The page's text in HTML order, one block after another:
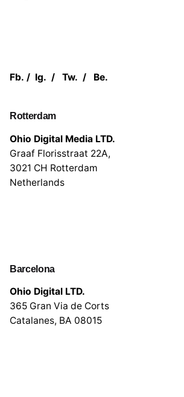
Fb. / Ig. / Tw. / Be.
Rotterdam
Ohio Digital Media LTD.
Graaf Florisstraat 22A,
3021 CH Rotterdam
Netherlands
Barcelona
Ohio Digital LTD.
365 Gran Via de Corts
Catalanes, BA 08015